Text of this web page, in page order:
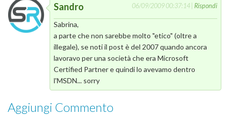
Sandro 06/09/2009 00:37:14 |Rispondi
Sabrina,
a parte che non sarebbe molto "etico" (oltre a
illegale), se noti il post è del 2007 quando ancora
lavoravo per una società che era Microsoft
Certified Partner e quindi lo avevamo dentro
l'MSDN... sorry
Aggiungi Commento